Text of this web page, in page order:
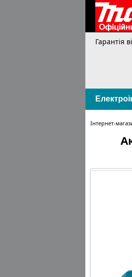
Гарантія
Інтернет-